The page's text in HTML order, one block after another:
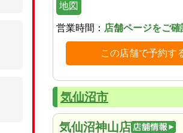
地図
営業時間： 店舗ページをご
この店舗で予約す
気仙沼市
気仙沼神山店